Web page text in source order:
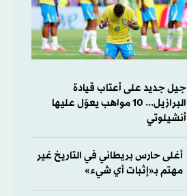
جيل جديد على أعتاب قيادة
البرازيل... 10 مواهب يعوّل عليها
أنشيلوتي
أغلى حارس بريطاني في التاريخ غير
مهتم بـ«إثبات أي شيء»